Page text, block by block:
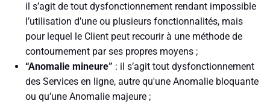
il s’agit de tout dysfonctionnement rendant impossible
l’utilisation d’une ou plusieurs fonctionnalités, mais
pour lequel le Client peut recourir à une méthode de
contournement par ses propres moyens ;
“Anomalie mineure” : il s’agit tout dysfonctionnement
des Services en ligne, autre qu'une Anomalie bloquante
ou qu’une Anomalie majeure ;